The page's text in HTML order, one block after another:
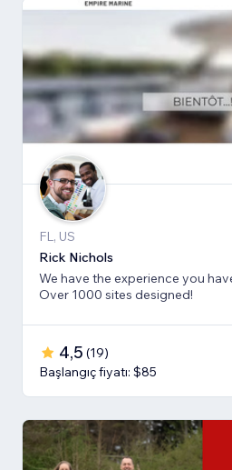
FL, US
Rick Nichols
We have the experience you
Over 1000 sites designed!
4,5 (19)
Başlangıç fiyatı: $85